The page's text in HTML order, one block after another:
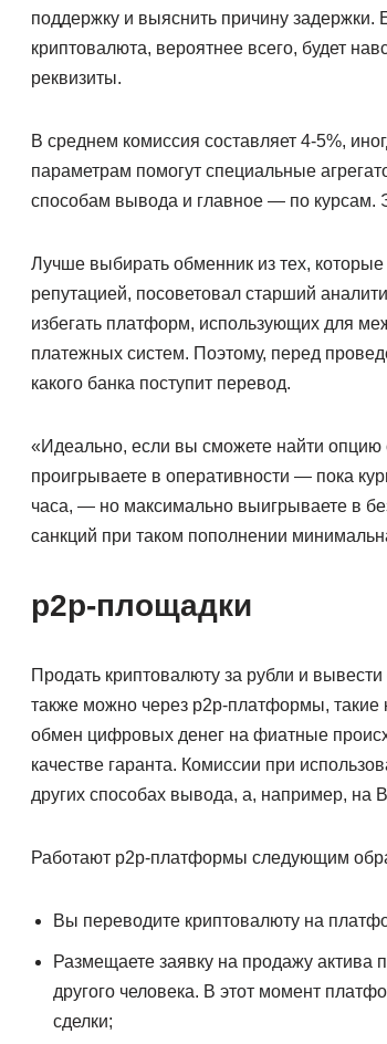
поддержку и выяснить причину задержки.
криптовалюта, вероятнее всего, будет
реквизиты.
В среднем комиссия составляет 4-5%,
параметрам помогут специальные
способам вывода и главное — по курсам.
Лучше выбирать обменник из тех,
репутацией, посоветовал старший
избегать платформ, использующих для
платежных систем. Поэтому, перед
какого банка поступит перевод.
«Идеально, если вы сможете найти
проигрываете в оперативности — пока
часа, — но максимально выигрываете в
санкций при таком пополнении
p2p-площадки
Продать криптовалюту за рубли и
также можно через p2p-платформы,
обмен цифровых денег на фиатные
качестве гаранта. Комиссии при
других способах вывода, а, например, на
Работают p2p-платформы следующим
Вы переводите криптовалюту на
Размещаете заявку на продажу актива
другого человека. В этот момент
сделки;